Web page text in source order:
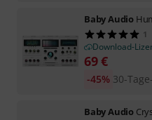
Baby Audio
1
Download-
69€
30-
-45%
Baby Audio